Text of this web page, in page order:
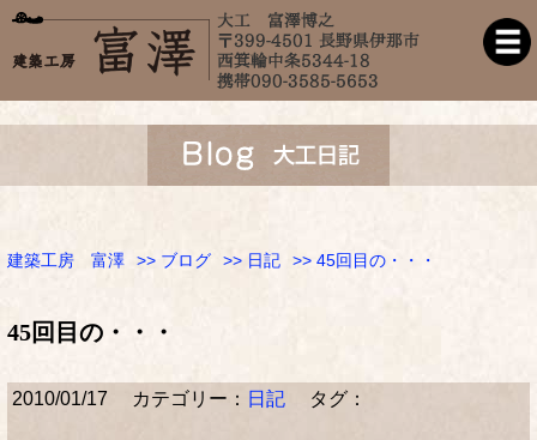
建築工房 富澤 >> ブログ >> 日記 >> 45回目の・・・
45回目の・・・
2010/01/17 カテゴリー： 日記 タグ：